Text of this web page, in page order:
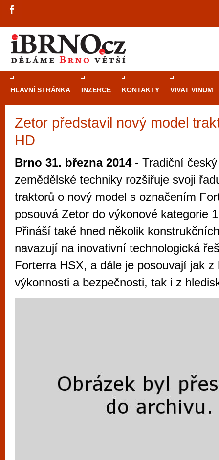
HLAVNÍ STRÁNKA INZERCE KONTAKTY VIVAT VINUM
Zetor představil nový model
HD
Brno 31. března 2014- Tradiční český
zemědělské techniky rozšiřuje svoji
traktorů o nový model s označením
posouvá Zetor do výkonové kategorie
Přináší také hned několik
navazují na inovativní technologická
Forterra HSX, a dále je posouvají jak z
výkonnosti a bezpečnosti, tak i z
Průvodce
Brno je
zajímavé
restaurace,
Mimo jiné je ale také místem, kde si
vyzkoušet různé kasinové hry. V
metropoli naleznete širokou nabídku her
po moderní automaty jak pro pravidelné
příležitostné hráče. V...